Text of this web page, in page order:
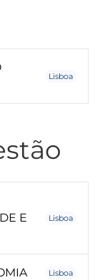
Lisboa
E
Lisboa
Lisboa